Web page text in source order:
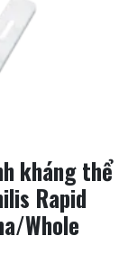
kháng thể
Rapid
Whole